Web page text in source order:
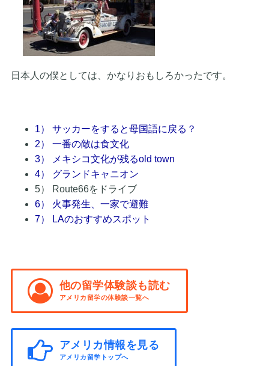
日本人の僕としては、かなりおもしろかったです。
1） サッカーをすると母国語に戻る？
2） 一番の敵は食文化
3） メキシコ文化が残るold town
4） グランドキャニオン
5） Route66をドライブ
6） 火事発生、一家で避難
7） LAのおすすめスポット
他の留学体験談も読む
アメリカ留学の体験談一覧へ
アメリカ情報を見る
アメリカ留学トップへ